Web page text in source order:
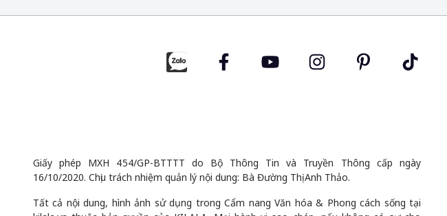
Giấy phép MXH 454/GP-BTTTT do Bộ Thông Tin và Truyền Thông cấp ngày
16/10/2020. Chịu trách nhiệm quản lý nội dung: Bà Đường Thị Anh Thảo.
Tất cả nội dung, hình ảnh sử dụng trong Cẩm nang Văn hóa & Phong cách sống tại